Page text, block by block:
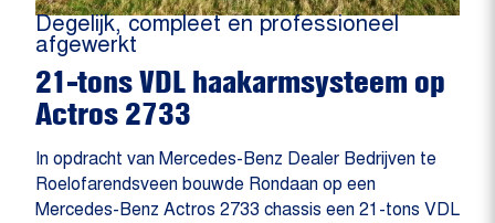
Degelijk, compleet en professioneel
afgewerkt
21-tons VDL haakarmsysteem op
Actros 2733
In opdracht van Mercedes-Benz Dealer Bedrijven te
Roelofarendsveen bouwde Rondaan op een
Mercedes-Benz Actros 2733 chassis een 21-tons VDL